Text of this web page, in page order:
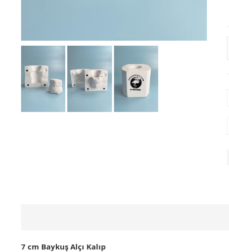
7 cm Baykuş Alçı Kalıp